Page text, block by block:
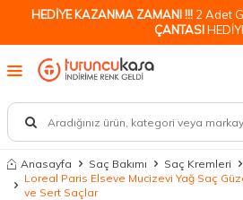
HEDİYE KAZANMA ZAMANI !!! 2 Adet
ÇANTASI
Anasayfa Saç Bakımı Saç Kremleri
Loreal Paris Elseve Mucizevi Yağ Saç
ve Sert Saçlar